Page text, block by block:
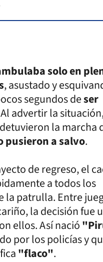
solo en
, asustado y
segundos deser
advertir la
la marcha
pusieron a salvo.
de regreso, el
a todos los
la patrulla. Entre
la decisión fue
ellos. Así nació
por los policías y
"flaco".